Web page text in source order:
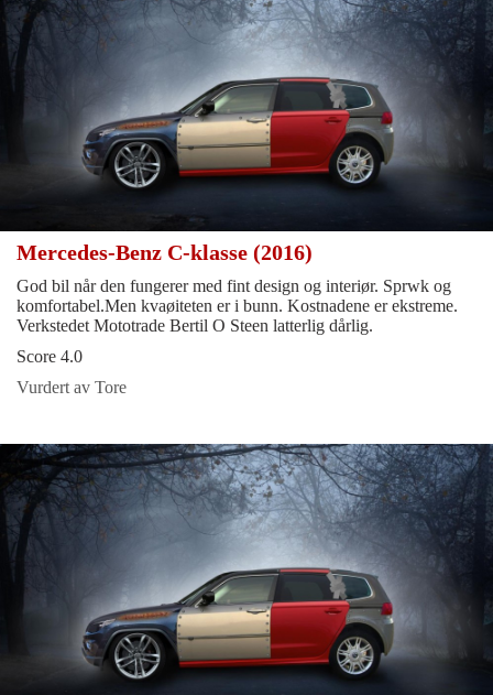
Mercedes-Benz C-klasse (2016)
God bil når den fungerer med fint design og interiør. Sprwk og
komfortabel.Men kvaøiteten er i bunn. Kostnadene er ekstreme.
Verkstedet Mototrade Bertil O Steen latterlig dårlig.
Score 4.0
Vurdert av Tore